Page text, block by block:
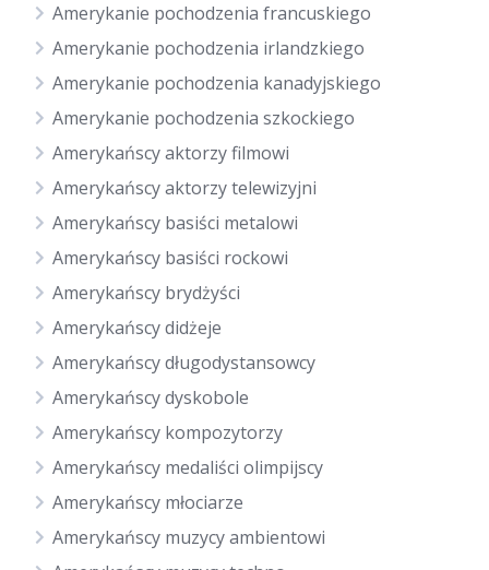
Amerykanie pochodzenia francuskiego
Amerykanie pochodzenia irlandzkiego
Amerykanie pochodzenia kanadyjskiego
Amerykanie pochodzenia szkockiego
Amerykańscy aktorzy filmowi
Amerykańscy aktorzy telewizyjni
Amerykańscy basiści metalowi
Amerykańscy basiści rockowi
Amerykańscy brydżyści
Amerykańscy didżeje
Amerykańscy długodystansowcy
Amerykańscy dyskobole
Amerykańscy kompozytorzy
Amerykańscy medaliści olimpijscy
Amerykańscy młociarze
Amerykańscy muzycy ambientowi